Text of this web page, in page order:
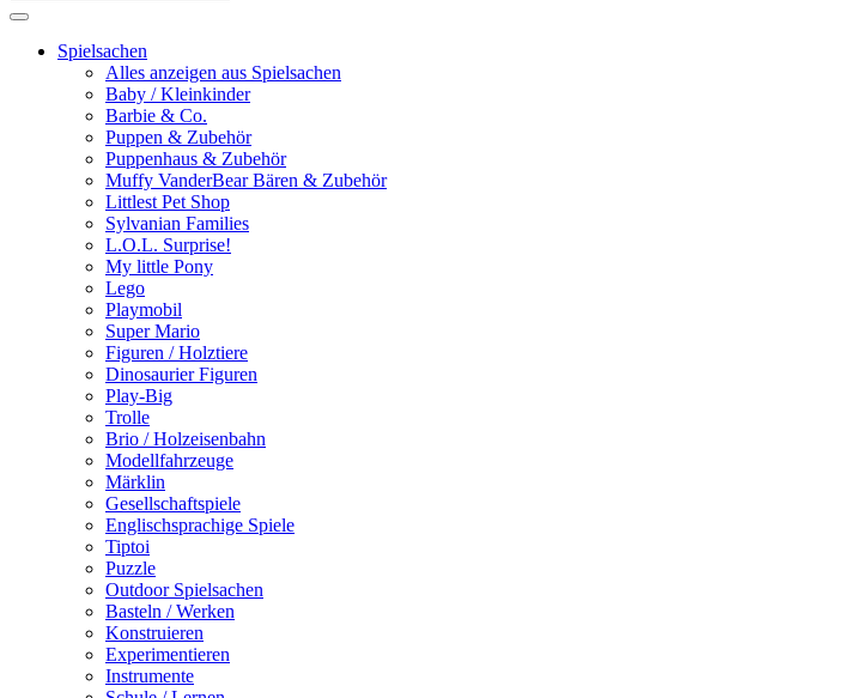
Spielsachen
Alles anzeigen aus Spielsachen
Baby / Kleinkinder
Barbie & Co.
Puppen & Zubehör
Puppenhaus & Zubehör
Muffy VanderBear Bären & Zubehör
Littlest Pet Shop
Sylvanian Families
L.O.L. Surprise!
My little Pony
Lego
Playmobil
Super Mario
Figuren / Holztiere
Dinosaurier Figuren
Play-Big
Trolle
Brio / Holzeisenbahn
Modellfahrzeuge
Märklin
Gesellschaftspiele
Englischsprachige Spiele
Tiptoi
Puzzle
Outdoor Spielsachen
Basteln / Werken
Konstruieren
Experimentieren
Instrumente